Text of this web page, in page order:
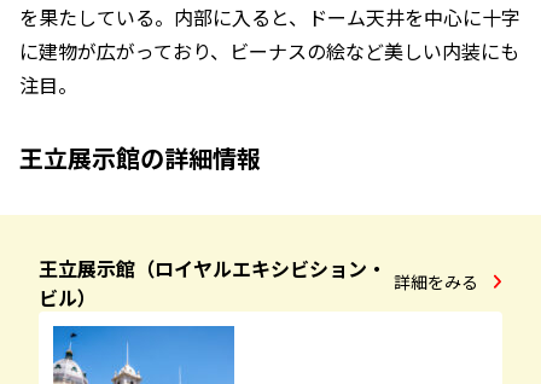
を果たしている。内部に入ると、ドーム天井を中心に十字
に建物が広がっており、ビーナスの絵など美しい内装にも
注目。
王立展示館の詳細情報
王立展示館（ロイヤルエキシビション・
ビル）
詳細をみる